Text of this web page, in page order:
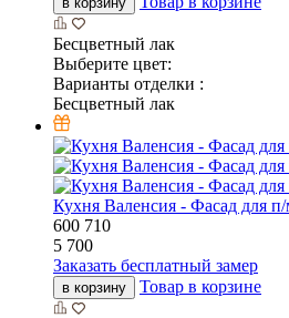
Бесцветный лак
Выберите цвет:
Варианты отделки :
Бесцветный лак
Кухня Валенсия - Фасад для
600 710
5 700
Заказать бесплатный замер
в корзину Товар в корзине